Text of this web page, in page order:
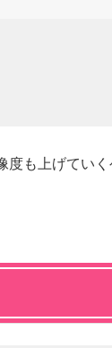
度も上げてい